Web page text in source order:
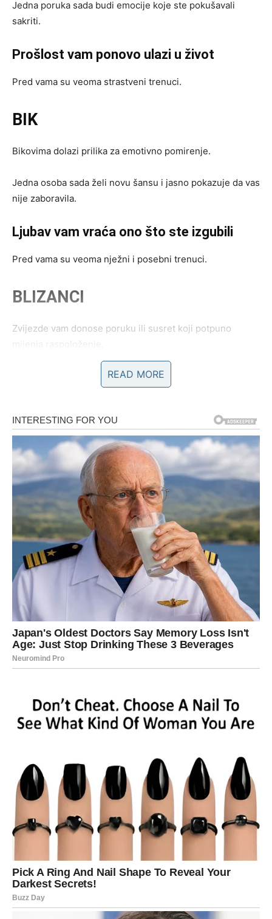
Jedna poruka sada budi emocije koje ste pokušavali
sakriti.
Prošlost vam ponovo ulazi u život
Pred vama su veoma strastveni trenuci.
BIK
Bikovima dolazi prilika za emotivno pomirenje.
Jedna osoba sada želi novu šansu i jasno pokazuje da vas
nije zaboravila.
Ljubav vam vraća ono što ste izgubili
Pred vama su veoma nježni i posebni trenuci.
BLIZANCI
Zvijezde vam donose poruku ili susret koji potpuno
mijenja raspoloženje.
Moguće je obnavljanje kontakta sa osobom koja je
nekada imala posebno mjesto u vašem srcu.
Stare emocije ponovo oživljavaju
Pred vama su veoma uzbudljivi emotivni trenuci.
RAK
Rakovi su među najvećim ljubavnim miljenicima ovog
perioda.
Osoba iz prošlosti sada se vraća sa iskrenim emocijama i
željom da popravi ono što je izgubila.
Bivša ljubav ponovo kuca na vaša vrata
Pred vama su veoma nježni i sudbinski trenuci.
Lavovima dolazi mnogo pažnje i neočekivanih emocija.
prestala voljeti.
Srce vam ponovo jače kuca
Pred vama su veoma romantični trenuci.
DJEVICA
ignorisati emocije.
READ MORE